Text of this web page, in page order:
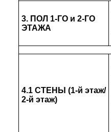
3. ПОЛ 1-ГО и 2-ГО
ЭТАЖА
4.1 СТЕНЫ (1-й этаж/
2-й этаж)